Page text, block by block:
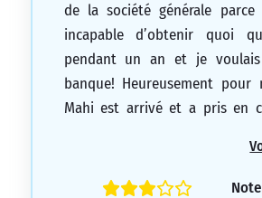
de la société générale parce
incapable d’obtenir quoi
pendant un an et je
banque! Heureusement pour
Mahi est arrivé et a pris en
compétent, et grâce à lui, j’ai
un conseiller qui